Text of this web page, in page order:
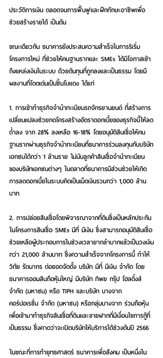
ประวัติการเงิน ตลอดจนการฟื้นฟูและฝึกทักษะอาชีพเพื่อ
ช่วยสร้างรายได้ เป็นต้น
ขณะเดียวกัน ธนาคารยังประสบความสำเร็จในการริเริ่ม
โครงการใหม่ ที่ช่วยให้คนฐานรากและ SMEs ได้มีโอกาสเข้า
ถึงแหล่งเงินในระบบ ด้วยต้นทุนที่ถูกลงและเป็นธรรม โดยมี
ผลงานที่โดดเด่นเป็นชิ้นโบแดง ได้แก่
1. การเข้าทำธุรกิจจำนำทะเบียนรถจักรยานยนต์ ที่สร้างการ
เปลี่ยนแปลงช่วยกดโครงสร้างอัตราดอกเบี้ยของธุรกิจนี้ให้ลด
ต่ำลง จาก 28% ลงเหลือ 16-18% โดยอนุมัติสินเชื่อให้คน
ฐานรากผ่านธุรกิจจำนำทะเบียนที่ธนาคารร่วมลงทุนกับบริษัท
เอกชนได้กว่า 1 ล้านราย ไม่นับลูกค้าสินเชื่อจำนำทะเบียน
ของบริษัทเอกชนต่างๆ ในตลาดที่ธนาคารมีส่วนช่วยให้เกิด
การลดดอกเบี้ยในระบบคิดเป็นเม็ดเงินรวมกว่า 1,000 ล้าน
บาท
2. การปล่อยสินเชื่อโดยพิจารณาจากที่ดินซึ่งเป็นหลักประกัน
ในโครงการสินเชื่อ SMEs มีที่ มีเงิน ซึ่งสามารถอนุมัติสินเชื่อ
ช่วยเหลือผู้ประกอบการในช่วงเวลายากลำบากแล้วเป็นวงเงิน
กว่า 21,000 ล้านบาท ซึ่งความสำเร็จจากโครงการนี้ ทำให้
วิทัย รัตนากร ต่อยอดจัดตั้ง บริษัท มีที่ มีเงิน จำกัด โดย
ธนาคารออมสินถือหุ้นใหญ่ มีบริษัท ทิพย กรุ๊ป โฮลดิ้งส์
จำกัด (มหาชน) หรือ TIPH และบริษัท บางจาก
คอร์ปอเรชั่น จำกัด (มหาชน) หรือกลุ่มบางจาก ร่วมถือหุ้น
เพื่อเข้ามาทำธุรกิจสินเชื่อที่ดินและขายฝากที่มีเงื่อนไขการกู้ที่
เป็นธรรม ซึ่งคาดว่าจะเปิดบริษัทให้บริการได้ช่วงต้นปี 2566
ในขณะที่การทำยุทธศาสตร์ ธนาคารเพื่อสังคม เป็นหนึ่งใน